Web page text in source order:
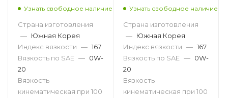
Узнать свободное наличие
Страна изготовления
— Южная Корея
Индекс вязкости — 167
Вязкость по SAE — 0W-
20
Вязкость
кинематическая при 100
Узнать свободное наличие
Страна изготовления
— Южная Корея
Индекс вязкости — 167
Вязкость по SAE — 0W-
20
Вязкость
кинематическая при 100